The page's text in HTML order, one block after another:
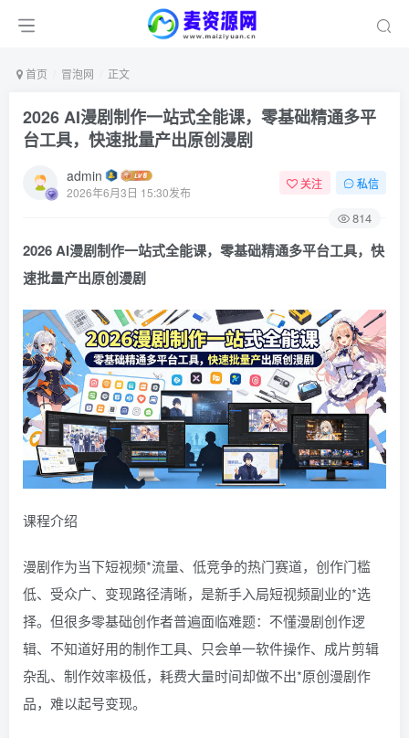
首页 冒泡网 正文
2026 AI漫剧制作一站式全能课，零基础精通多平
台工具，快速批量产出原创漫剧
admin
2026年6月3日 15:30发布
关注 私信
814
2026 AI漫剧制作一站式全能课，零基础精通多平台工具，快
速批量产出原创漫剧
课程介绍
漫剧作为当下短视频*流量、低竞争的热门赛道，创作门槛
低、受众广、变现路径清晰，是新手入局短视频副业的*选
择。但很多零基础创作者普遍面临难题：不懂漫剧创作逻
辑、不知道好用的制作工具、只会单一软件操作、成片剪辑
杂乱、制作效率极低，耗费大量时间却做不出*原创漫剧作
品，难以起号变现。